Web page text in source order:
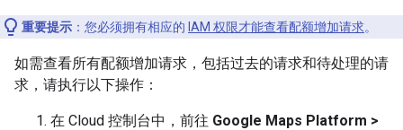
重要提示 ：您必须拥有相应的 IAM 权限才能查看配额增加请求。
如需查看所有配额增加请求，包括过去的请求和待处理的请
求，请执行以下操作：
在 Cloud 控制台中，前往 Google Maps Platform >